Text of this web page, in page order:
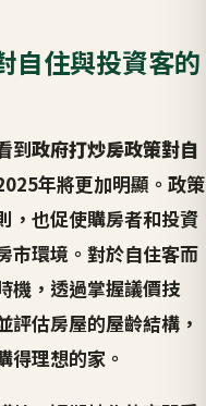
自住與投資客的
到政府打炒房政策對自
年將更加明顯。政策
，也促使購房者和投資
市環境。對於自住客而
機，透過掌握議價技
評估房屋的屋齡結構，
得理想的家。